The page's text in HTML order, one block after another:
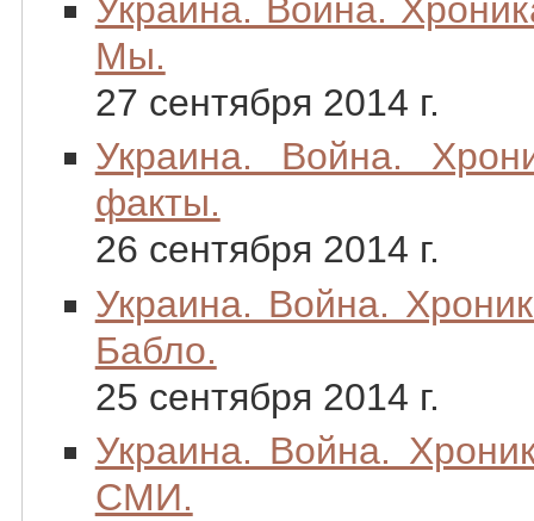
Украина. Война.
Мы.
27 сентября 2014 г.
Украина. Война.
факты.
26 сентября 2014 г.
Украина. Война.
Бабло.
25 сентября 2014 г.
Украина. Война.
СМИ.